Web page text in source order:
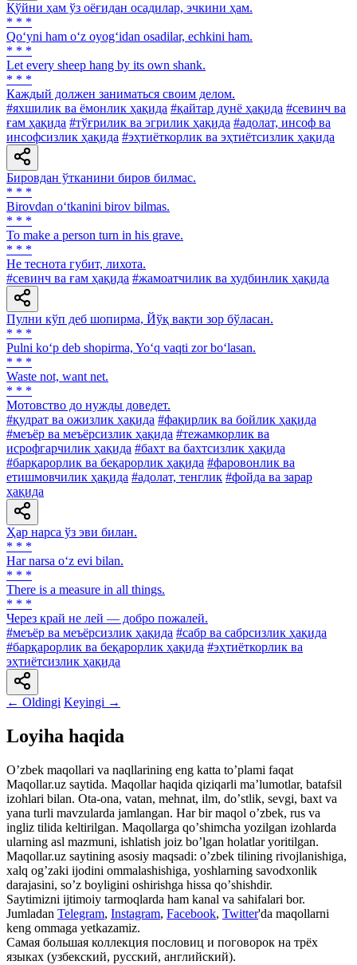
Қўйни ҳам ўз оёғидан осадилар, эчкини ҳам.
* * *
Qo‘yni ham o‘z oyog‘idan osadilar, echkini ham.
* * *
Let every sheep hang by its own shank.
* * *
Каждый должен заниматься своим делом.
#яхшилик ва ёмонлик ҳақида #қайтар дунё ҳақида #севинч ва
ғам ҳақида #тўғрилик ва эгрилик ҳақида #адолат, инсоф ва
инсофсизлик ҳақида #эҳтиёткорлик ва эҳтиётсизлик ҳақида
Бировдан ўтканини биров билмас.
* * *
Birovdan o‘tkanini birov bilmas.
* * *
To make a person turn in his grave.
* * *
He теснота губит, лихота.
#севинч ва ғам ҳақида #жамоатчилик ва худбинлик ҳақида
Пулни кўп деб шопирма, Йўқ вақти зор бўласан.
* * *
Pulni ko‘p deb shopirma, Yo‘q vaqti zor bo‘lasan.
* * *
Waste not, want net.
* * *
Мотовство до нужды доведет.
#қудрат ва ожизлик ҳақида #фақирлик ва бойлик ҳақида
#меъёр ва меъёрсизлик ҳақида #тежамкорлик ва
исрофгарчилик ҳақида #бахт ва бахтсизлик ҳақида
#барқарорлик ва беқарорлик ҳақида #фаровонлик ва
етишмовчилик ҳақида #адолат, тенглик #фойда ва зарар
ҳақида
Ҳар нарса ўз эви билан.
* * *
Har narsa o‘z evi bilan.
* * *
There is a measure in all things.
* * *
Через край не лей — добро пожалей.
#меъёр ва меъёрсизлик ҳақида #сабр ва сабрсизлик ҳақида
#барқарорлик ва беқарорлик ҳақида #эҳтиёткорлик ва
эҳтиётсизлик ҳақида
← Oldingi Keyingi →
Loyiha haqida
Oʼzbek maqollari va naqllarining eng katta toʼplami faqat
Maqollar.uz saytida. Maqollar haqida qiziqarli maʼlumotlar, batafsil
izohlari bilan. Ota-ona, vatan, mehnat, ilm, doʼstlik, sevgi, baxt va
yana turli mavzularda jamlangan. Har bir maqol oʼzbek, rus va
ingliz tilida keltirilgan. Maqollarga qoʼshimcha yozilgan izohlarda
ularning asl mazmuni, ishlatish joiz boʼlgan holatlar yoritilgan.
Maqollar.uz saytining asosiy maqsadi: oʼzbek tilining rivojlanishiga,
xalq ogʼzaki ijodini ommalashishiga, yoshlarning savodxonlik
darajasini, soʼz boyligini oshirishga hissa qoʼshishdir.
Saytimizni ijtimoiy tarmoqlarda ham kanal va sahifalari bor.
Jumladan Telegram, Instagram, Facebook, Twitter'da maqollarni
keng ommaga yetkazamiz.
Самая большая коллекция пословиц и поговорок на трёх
языках (узбекский, русский, английский).